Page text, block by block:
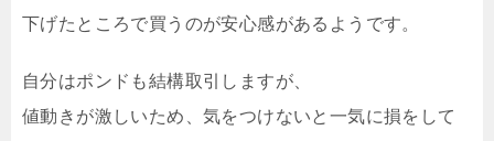
下げたところで買うのが安心感があるようです。
自分はポンドも結構取引しますが、
値動きが激しいため、気をつけないと一気に損をして